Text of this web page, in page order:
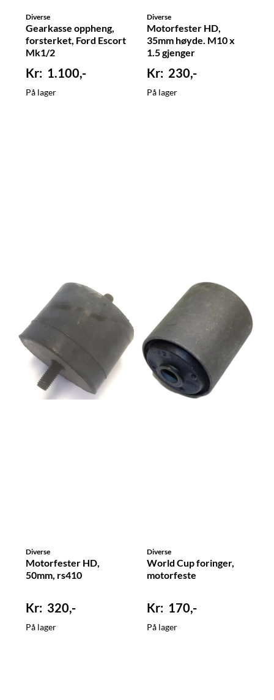
Diverse
Gearkasse oppheng,
forsterket, Ford Escort
Mk1/2
1.100,-
På lager
Diverse
Motorfester HD,
35mm høyde. M10 x
1.5 gjenger
230,-
På lager
Diverse
Motorfester HD,
50mm, rs410
320,-
På lager
Diverse
World Cup foringer,
motorfeste
170,-
På lager